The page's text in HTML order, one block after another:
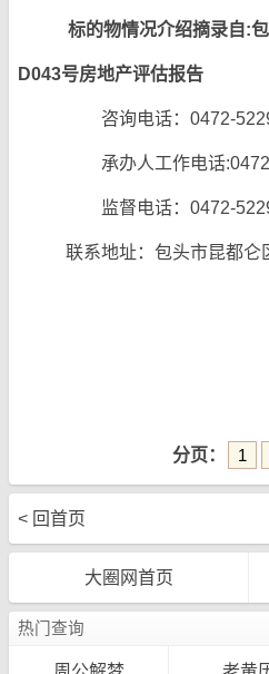
标的物情况介绍摘录自:
D043号房地产评估报告
咨询电话：0472-
承办人工作电话
监督电话：0472-
联系地址：包头市昆都仑
分页： 1
< 回首页
大圈网首页
热门查询